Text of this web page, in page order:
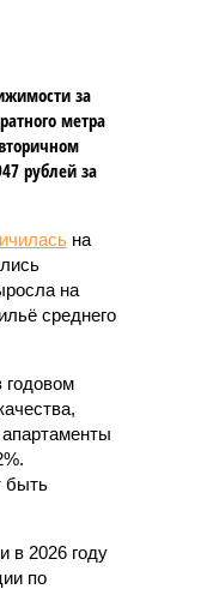
за
метра
рублей за
на
на
среднего
годовом
быть
в 2026 году
по